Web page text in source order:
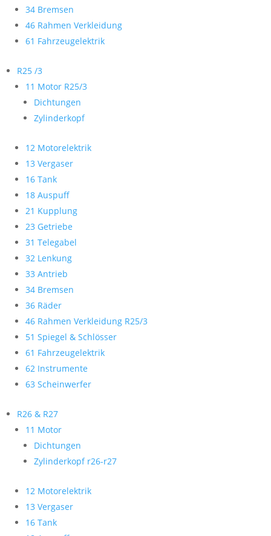
34 Bremsen
46 Rahmen Verkleidung
61 Fahrzeugelektrik
R25 /3
11 Motor R25/3
Dichtungen
Zylinderkopf
12 Motorelektrik
13 Vergaser
16 Tank
18 Auspuff
21 Kupplung
23 Getriebe
31 Telegabel
32 Lenkung
33 Antrieb
34 Bremsen
36 Räder
46 Rahmen Verkleidung R25/3
51 Spiegel & Schlösser
61 Fahrzeugelektrik
62 Instrumente
63 Scheinwerfer
R26 & R27
11 Motor
Dichtungen
Zylinderkopf r26-r27
12 Motorelektrik
13 Vergaser
16 Tank